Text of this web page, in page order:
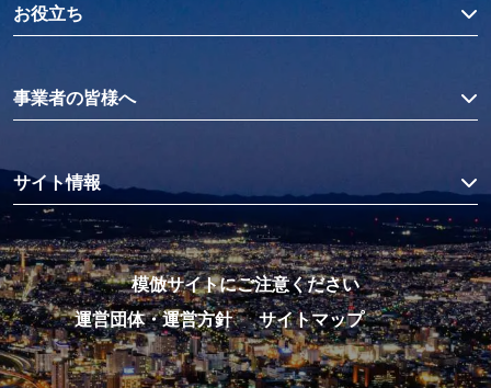
お役立ち
事業者の皆様へ
サイト情報
模倣サイトにご注意ください
運営団体・運営方針
サイトマップ